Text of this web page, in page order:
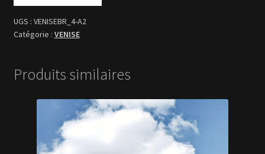
VENISEBR_4-A2
VENISE
Produits similaires